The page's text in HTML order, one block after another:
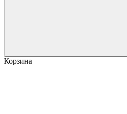
Корзина